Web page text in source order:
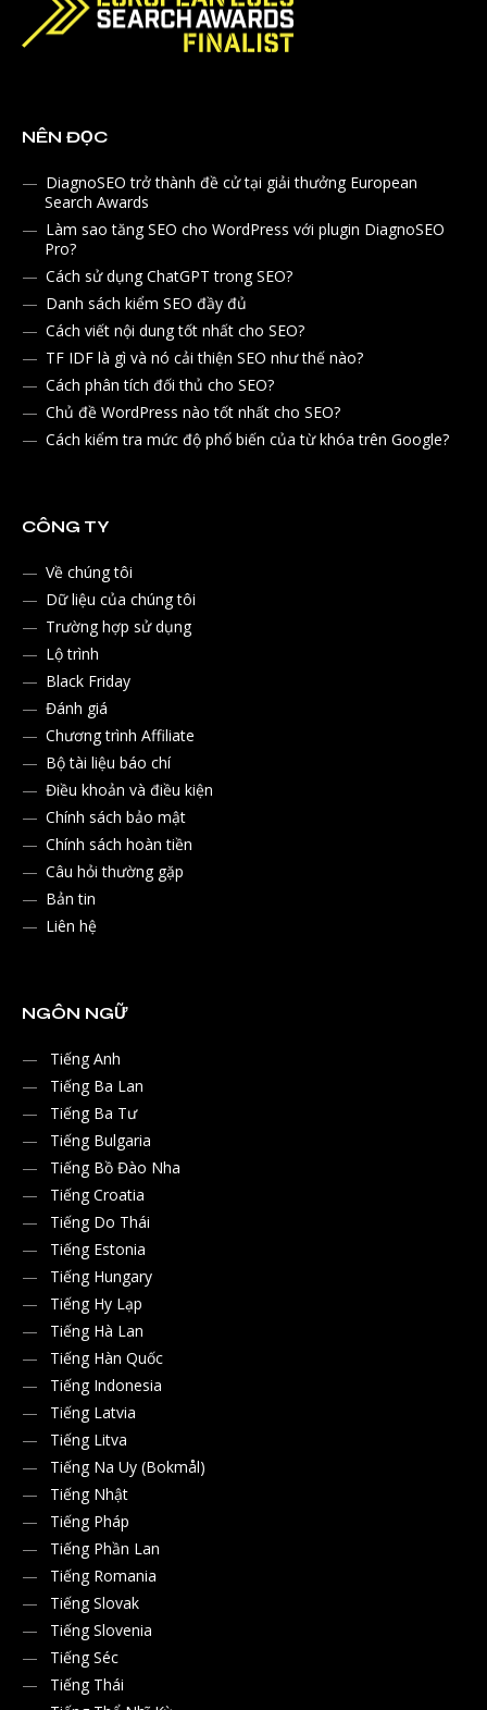
NÊN ĐỌC
DiagnoSEO trở thành đề cử tại giải thưởng European
Search Awards
Làm sao tăng SEO cho WordPress với plugin DiagnoSEO
Pro?
Cách sử dụng ChatGPT trong SEO?
Danh sách kiểm SEO đầy đủ
Cách viết nội dung tốt nhất cho SEO?
TF IDF là gì và nó cải thiện SEO như thế nào?
Cách phân tích đối thủ cho SEO?
Chủ đề WordPress nào tốt nhất cho SEO?
Cách kiểm tra mức độ phổ biến của từ khóa trên Google?
CÔNG TY
Về chúng tôi
Dữ liệu của chúng tôi
Trường hợp sử dụng
Lộ trình
Black Friday
Đánh giá
Chương trình Affiliate
Bộ tài liệu báo chí
Điều khoản và điều kiện
Chính sách bảo mật
Chính sách hoàn tiền
Câu hỏi thường gặp
Bản tin
Liên hệ
NGÔN NGỮ
Tiếng Anh
Tiếng Ba Lan
Tiếng Ba Tư
Tiếng Bulgaria
Tiếng Bồ Đào Nha
Tiếng Croatia
Tiếng Do Thái
Tiếng Estonia
Tiếng Hungary
Tiếng Hy Lạp
Tiếng Hà Lan
Tiếng Hàn Quốc
Tiếng Indonesia
Tiếng Latvia
Tiếng Litva
Tiếng Na Uy (Bokmål)
Tiếng Nhật
Tiếng Pháp
Tiếng Phần Lan
Tiếng Romania
Tiếng Slovak
Tiếng Slovenia
Tiếng Séc
Tiếng Thái